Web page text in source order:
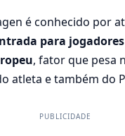
é conhecido por
para
, fator que pesa
atleta e também do
PUBLICIDADE